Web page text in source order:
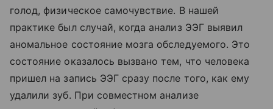
голод, физическое самочувствие. В нашей
практике был случай, когда анализ ЭЭГ выявил
аномальное состояние мозга обследуемого. Это
состояние оказалось вызвано тем, что человека
пришел на запись ЭЭГ сразу после того, как ему
удалили зуб. При совместном анализе